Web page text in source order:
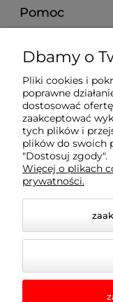
Pomoc
Moje konto
Płatności i
Informacje
O nas
Dbamy o
Pliki cookies i
poprawne
dostosować
zaakceptować
tych plików i
plików do swoich
"Dostosuj zgody".
Więcej o plikach
prywatności.